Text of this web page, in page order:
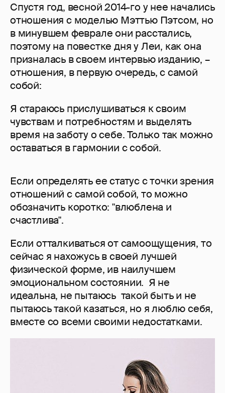
Спустя год, весной 2014-го у нее начались
отношения с моделью Мэттью Пэтсом, но
в минувшем феврале они расстались,
поэтому на повестке дня у Леи, как она
призналась в своем интервью изданию, –
отношения, в первую очередь, с самой
собой:
Я стараюсь прислушиваться к своим
чувствам и потребностям и выделять
время на заботу о себе. Только так можно
оставаться в гармонии с собой.
Если определять ее статус с точки зрения
отношений с самой собой, то можно
обозначить коротко: "влюблена и
счастлива".
Если отталкиваться от самоощущения, то
сейчас я нахожусь в своей лучшей
физической форме, ив наилучшем
эмоциональном состоянии. Я не
идеальна, не пытаюсь такой быть и не
пытаюсь такой казаться, но я люблю себя,
вместе со всеми своими недостатками.